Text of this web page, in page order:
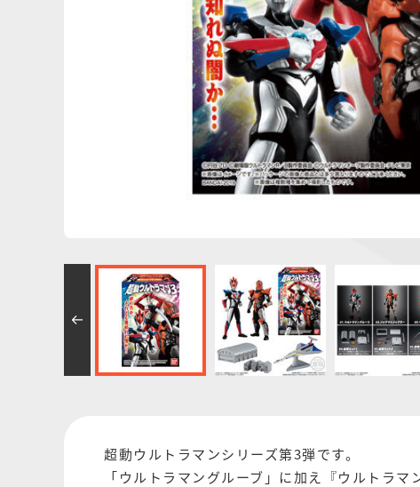
超動ウルトラマンシリーズ第3弾です。
「ウルトラマングルーブ」に加え『ウルトラ